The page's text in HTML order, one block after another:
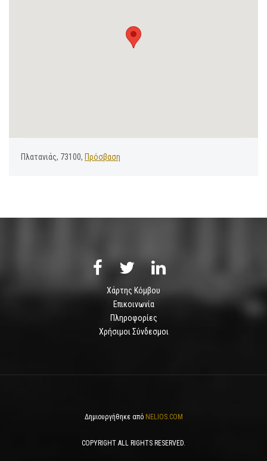
Πλατανιάς, 73100, Πρόσβαση
Χάρτης Κόμβου
Επικοινωνία
Πληροφορίες
Χρήσιμοι Σύνδεσμοι
Δημιουργήθηκε από NELIOS.COM
COPYRIGHT ALL RIGHTS RESERVED.